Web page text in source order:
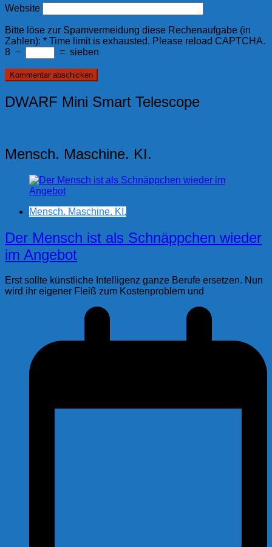
Website
Bitte löse zur Spamvermeidung diese Rechenaufgabe (in
Zahlen): * Time limit is exhausted. Please reload CAPTCHA.
8 − = sieben
DWARF Mini Smart Telescope
Mensch. Maschine. KI.
Mensch. Maschine. KI.
Der Mensch ist als Schnäppchen wieder
im Angebot
Erst sollte künstliche Intelligenz ganze Berufe ersetzen. Nun
wird ihr eigener Fleiß zum Kostenproblem und